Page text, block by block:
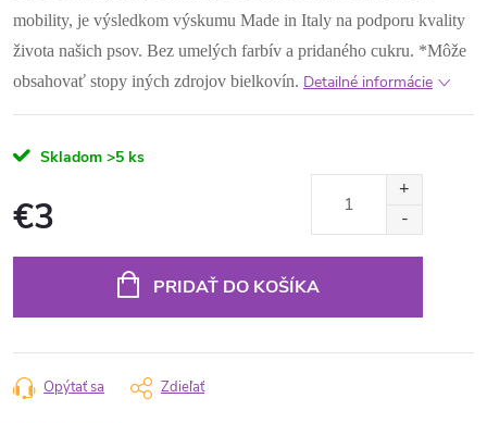
mobility, je výsledkom výskumu Made in Italy na podporu kvality
života našich psov. Bez umelých farbív a pridaného cukru. *Môže
obsahovať stopy iných zdrojov bielkovín. Detailné informácie
Skladom >5 ks
€3
PRIDAŤ DO KOŠÍKA
Opýtať sa Zdieľať